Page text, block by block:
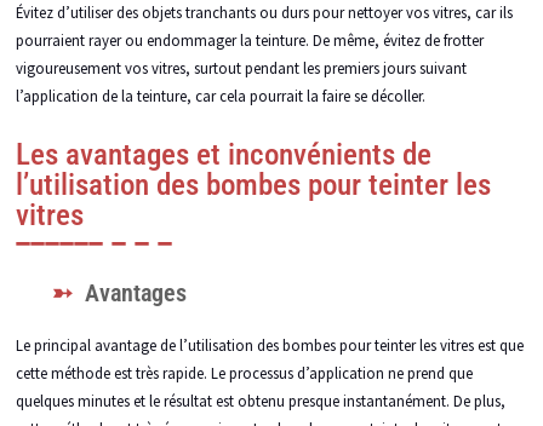
Évitez d’utiliser des objets tranchants ou durs pour nettoyer vos vitres, car ils
pourraient rayer ou endommager la teinture. De même, évitez de frotter
vigoureusement vos vitres, surtout pendant les premiers jours suivant
l’application de la teinture, car cela pourrait la faire se décoller.
Les avantages et inconvénients de
l’utilisation des bombes pour teinter les
vitres
Avantages
Le principal avantage de l’utilisation des bombes pour teinter les vitres est que
cette méthode est très rapide. Le processus d’application ne prend que
quelques minutes et le résultat est obtenu presque instantanément. De plus,